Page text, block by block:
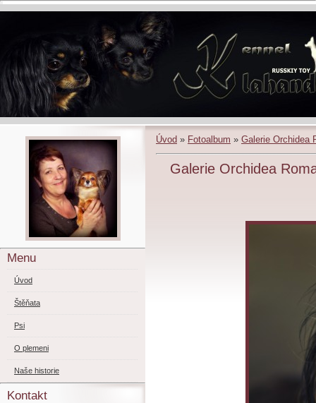
Úvod » Fotoalbum » Galerie Orchidea
Galerie Orchidea
Menu
Úvod
Štěňata
Psi
O plemeni
Naše historie
Kontakt